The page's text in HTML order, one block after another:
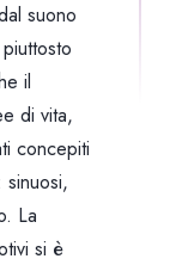
suono
il
di vita,
concepiti
sinuosi,
La
si è